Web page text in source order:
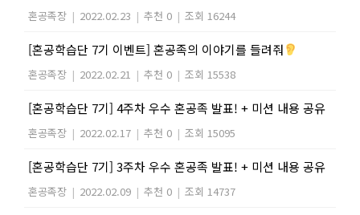
혼공족장 | 2022.02.23 | 추천 0 | 조회 16244
[혼공학습단 7기 이벤트] 혼공족의 이야기를 들려줘
혼공족장 | 2022.02.21 | 추천 0 | 조회 15538
[혼공학습단 7기] 4주차 우수 혼공족 발표! + 미션 내용 공유
혼공족장 | 2022.02.17 | 추천 0 | 조회 15095
[혼공학습단 7기] 3주차 우수 혼공족 발표! + 미션 내용 공유
혼공족장 | 2022.02.09 | 추천 0 | 조회 14737